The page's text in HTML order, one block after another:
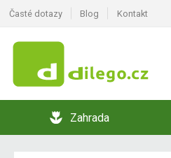
Časté dotazy Blog Kontakt
Zahrada